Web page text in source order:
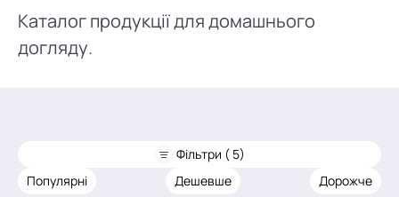
Каталог продукції для домашнього
догляду.
Фільтри ( 5)
Популярні
Дешевше Дорожче